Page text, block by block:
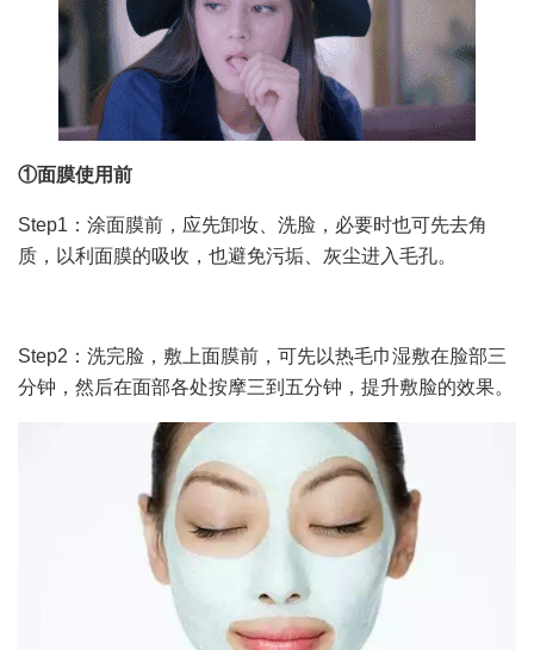
①面膜使用前
Step1：涂面膜前，应先卸妆、洗脸，必要时也可先去角
质，以利面膜的吸收，也避免污垢、灰尘进入毛孔。
Step2：洗完脸，敷上面膜前，可先以热毛巾湿敷在脸部三
分钟，然后在面部各处按摩三到五分钟，提升敷脸的效果。